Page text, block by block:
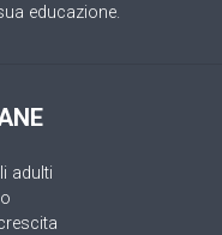
educazione.
adulti